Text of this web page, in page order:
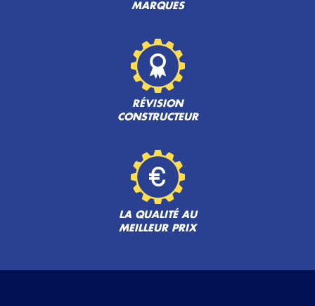
MARQUES
RÉVISION
CONSTRUCTEUR
LA QUALITÉ AU
MEILLEUR PRIX